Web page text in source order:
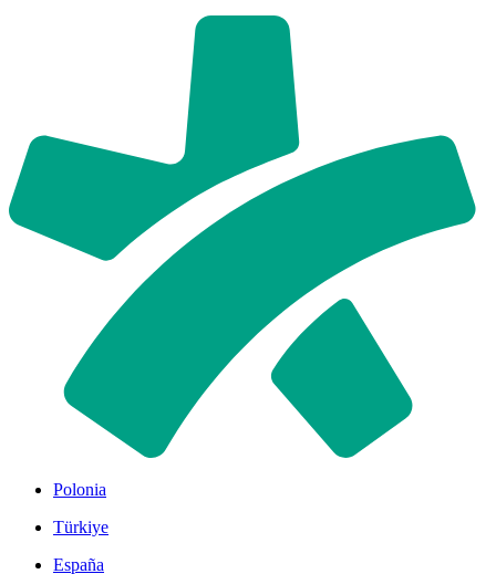
Polonia
Türkiye
España